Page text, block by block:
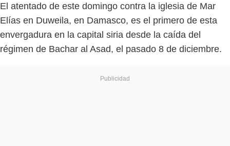
El atentado de este domingo contra la iglesia de Mar
Elías en Duweila, en Damasco, es el primero de esta
envergadura en la capital siria desde la caída del
régimen de Bachar al Asad, el pasado 8 de diciembre.